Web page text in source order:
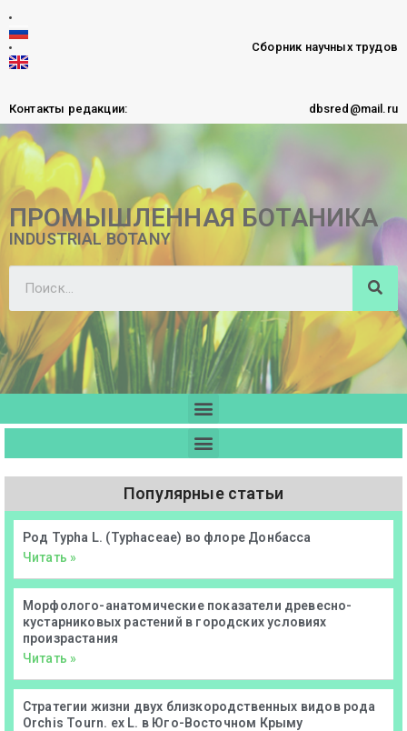
Сборник научных трудов
Контакты редакции: dbsred@mail.ru
ПРОМЫШЛЕННАЯ БОТАНИКА
INDUSTRIAL BOTANY
Популярные статьи
Род Typha L. (Typhaceae) во флоре Донбасса
Читать »
Морфолого-анатомические показатели древесно-
кустарниковых растений в городских условиях
произрастания
Читать »
Стратегии жизни двух близкородственных видов рода
Orchis Tourn. ex L. в Юго-Восточном Крыму